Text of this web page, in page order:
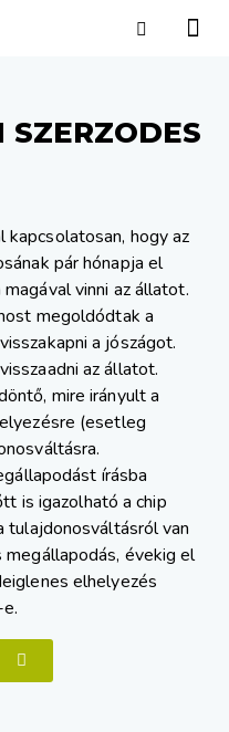
kapcsolatosan, hogy az
pár hónapja el
vinni az állatot.
megoldódtak a
a jószágot.
az állatot.
mire irányult a
(esetleg
írásba
is igazolható a chip
tulajdonosváltásról van
megállapodás, évekig el
elhelyezés